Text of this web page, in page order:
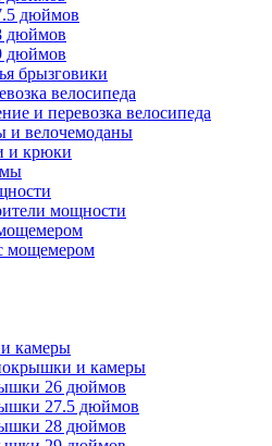
дюймов
дюймов
дюймов
брызговики
велосипеда
и перевозка велосипеда
и велочемоданы
и крюки
мощности
мощемером
камеры
и камеры
26 дюймов
27.5 дюймов
28 дюймов